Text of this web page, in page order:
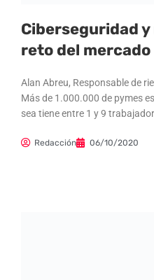
Ciberseguridad
reto del mercado
Alan Abreu, Responsable de
Más de 1.000.000 de pymes
sea tiene entre 1 y 9
Redacción 06/10/2020